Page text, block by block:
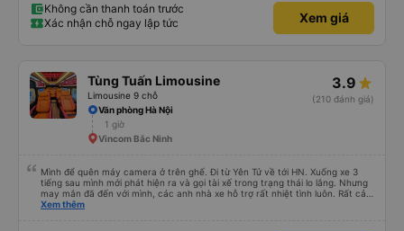
đặt trước. Bài học rút ra - hãy kiểm tra kỹ trước khi đặt vé, tốt nhất là khi
bạn không còn buồn ngủ.
Không cần thanh toán trước
Xác nhận chỗ ngay lập tức
Xem giá
Tùng Tuấn Limousine
Limousine 9 chỗ
3.9
(210 đánh giá)
Văn phòng Hà Nội
1 giờ
Vincom Bắc Ninh
Mình để quên máy camera ở trên ghế. Đi từ Yên Tử về tới HN. Xuống xe 3
tiếng sau mình mới phát hiện ra và gọi tài xế trong trạng thái lo lắng. Nhưng
may mắn đã đến với mình, các anh nhà xe hỗ trợ rất nhiệt tình luôn. Rất cảm
ơn và chúc các anh nhà xe Tùng Tuấn sức khoẻ, vạn dặm bình an ạ!
Xem thêm